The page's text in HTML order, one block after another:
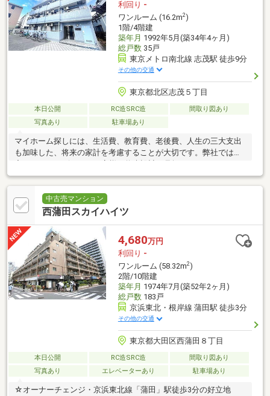
利回り -
ワンルーム (16.2m2)
1階/4階建
築年月 1992年5月(築34年4ヶ月)
総戸数35戸
東京メトロ南北線 志茂駅 徒歩9分
その他の交通
東京都北区志茂５丁目
本日公開 RC造SRC造
間取り図あり
写真あり
駐車場あり
マイホーム探しには、生活費、教育費、老後費、人生の三大支出
も加味した、将来の家計を考慮することが大切です。弊社では住
ングを実施します。
中古売マンション
西蒲田スカイハイツ
4,680万円
利回り -
ワンルーム (58.32m2)
2階/10階建
築年月 1974年7月(築52年2ヶ月)
総戸数183戸
京浜東北・根岸線 蒲田駅 徒歩3分
その他の交通
東京都大田区西蒲田８丁目
本日公開 RC造SRC造
間取り図あり
写真あり
エレベーターあり 駐車場あり
☆オーナーチェンジ・京浜東北線「蒲田」駅徒歩3分の好立地